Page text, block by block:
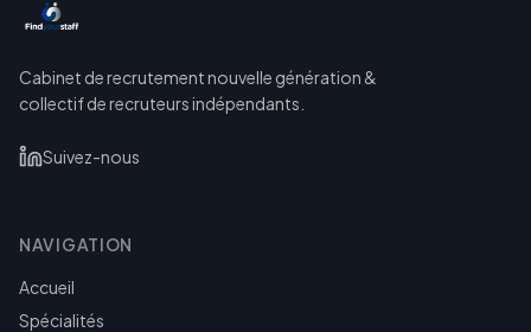
Cabinet de recrutement nouvelle génération &
collectif de recruteurs indépendants.
Suivez-nous
NAVIGATION
Accueil
Spécialités